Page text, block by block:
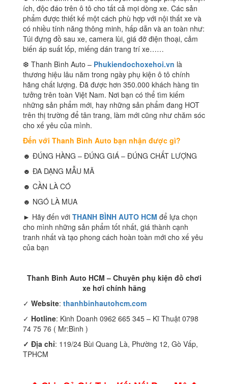
ích, độc đáo trên ô tô cho tất cả mọi dòng xe. Các sản
phẩm được thiết kế một cách phù hợp với nội thất xe và
có nhiều tính năng thông minh, hấp dẫn và an toàn như:
Túi đựng đồ sau xe, camera lùi, giá đỡ điện thoại, cảm
biến áp suất lốp, miếng dán trang trí xe……
❆ Thanh Bình Auto – Phukiendochoxehoi.vn là
thương hiệu lâu năm trong ngày phụ kiện ô tô chính
hãng chất lượng. Đã được hơn 350.000 khách hàng tin
tưởng trên toàn Việt Nam. Nơi bạn có thể tìm kiếm
những sản phẩm mới, hay những sản phẩm đang HOT
trên thị trường để tân trang, làm mới cũng như chăm sóc
cho xế yêu của mình.
Đến với Thanh Bình Auto bạn nhận được gì?
☻ ĐÚNG HÀNG – ĐÚNG GIÁ – ĐÚNG CHẤT LƯỢNG
☻ ĐA DẠNG MẪU MÃ
☻ CẦN LÀ CÓ
☻ NGÓ LÀ MUA
► Hãy đến với THANH BÌNH AUTO HCM để lựa chọn
cho mình những sản phẩm tốt nhất, giá thành cạnh
tranh nhất và tạo phong cách hoàn toàn mới cho xế yêu
của bạn
Thanh Bình Auto HCM – Chuyên phụ kiện đồ chơi
xe hơi chính hãng
✓ Website: thanhbinhautohcm.com
✓ Hotline: Kinh Doanh 0962 665 345 – Kĩ Thuật 0798
74 75 76 ( Mr:Bình )
✓ Địa chỉ: 119/24 Bùi Quang Là, Phường 12, Gò Vấp,
TPHCM